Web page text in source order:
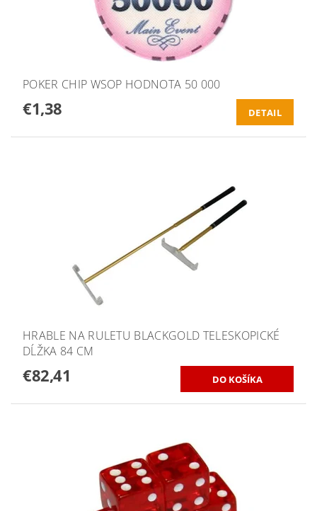
POKER CHIP WSOP HODNOTA 50 000
€1,38 DETAIL
HRABLE NA RULETU BLACKGOLD TELESKOPICKÉ
DĹŽKA 84 CM
€82,41